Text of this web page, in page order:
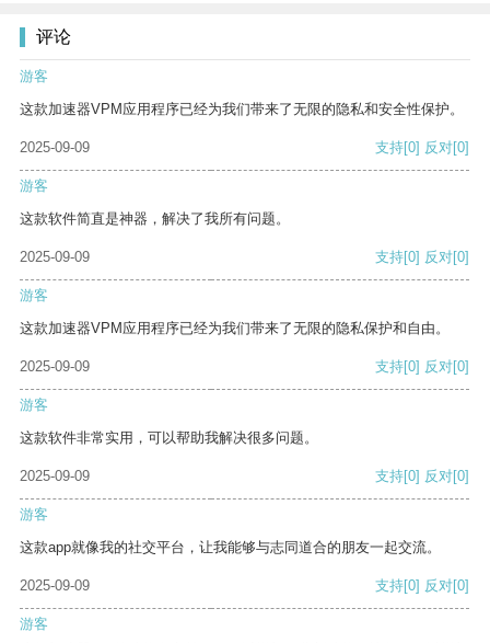
评论
游客
这款加速器VPM应用程序已经为我们带来了无限的隐私和安全性保护。
2025-09-09 支持[0] 反对[0]
游客
这款软件简直是神器，解决了我所有问题。
2025-09-09 支持[0] 反对[0]
游客
这款加速器VPM应用程序已经为我们带来了无限的隐私保护和自由。
2025-09-09 支持[0] 反对[0]
游客
这款软件非常实用，可以帮助我解决很多问题。
2025-09-09 支持[0] 反对[0]
游客
这款app就像我的社交平台，让我能够与志同道合的朋友一起交流。
2025-09-09 支持[0] 反对[0]
游客